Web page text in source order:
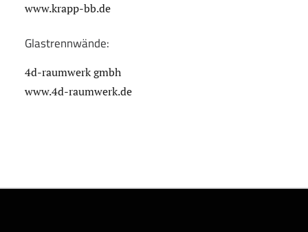
www.krapp-bb.de
Glastrennwände:
4d-raumwerk gmbh
www.4d-raumwerk.de